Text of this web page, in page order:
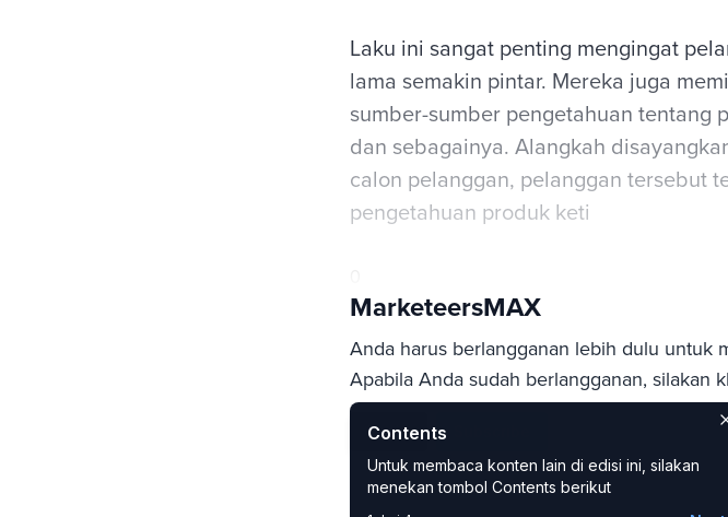
Laku ini sangat penting mengingat
lama semakin pintar. Mereka juga
sumber-sumber pengetahuan tentang
dan sebagainya. Alangkah
calon pelanggan, pelanggan tersebut
pengetahuan produk keti
MarketeersMAX
Anda harus berlangganan lebih dulu untuk
Apabila Anda sudah berlangganan, silakan
Login
Contents
Untuk membaca konten lain di edisi ini, silakan
menekan tombol Contents berikut